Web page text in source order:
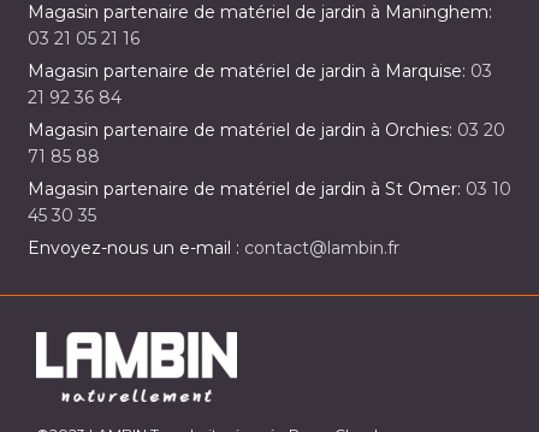
Magasin partenaire de matériel de jardin à Maninghem:
03 21 05 21 16
Magasin partenaire de matériel de jardin à Marquise: 03
21 92 36 84
Magasin partenaire de matériel de jardin à Orchies: 03 20
71 85 88
Magasin partenaire de matériel de jardin à St Omer: 03 10
45 30 35
Envoyez-nous un e-mail : contact@lambin.fr